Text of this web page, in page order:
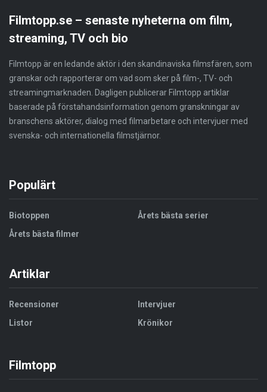
Filmtopp.se – senaste nyheterna om film,
streaming, TV och bio
Filmtopp är en ledande aktör i den skandinaviska filmsfären, som
granskar och rapporterar om vad som sker på film-, TV- och
streamingmarknaden. Dagligen publicerar Filmtopp artiklar
baserade på förstahandsinformation genom granskningar av
branschens aktörer, dialog med filmarbetare och intervjuer med
svenska- och internationella filmstjärnor.
Populärt
Biotoppen
Årets bästa filmer
Årets bästa serier
Artiklar
Recensioner
Listor
Intervjuer
Krönikor
Filmtopp